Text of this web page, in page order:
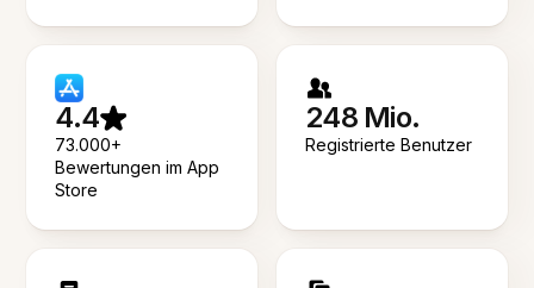
4.4
73.000+
Bewertungen im App
Store
248 Mio.
Registrierte Benutzer